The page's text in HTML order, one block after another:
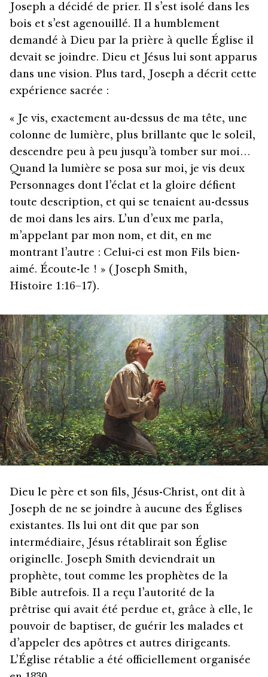
Joseph a décidé de prier. Il s’est isolé dans les
bois et s’est agenouillé. Il a humblement
demandé à Dieu par la prière à quelle Église il
devait se joindre. Dieu et Jésus lui sont apparus
dans une vision. Plus tard, Joseph a décrit cette
expérience sacrée :
« Je vis, exactement au-dessus de ma tête, une
colonne de lumière, plus brillante que le soleil,
descendre peu à peu jusqu’à tomber sur moi…
Quand la lumière se posa sur moi, je vis deux
Personnages dont l’éclat et la gloire défient
toute description, et qui se tenaient au-dessus
de moi dans les airs. L’un d’eux me parla,
m’appelant par mon nom, et dit, en me
montrant l’autre : Celui-ci est mon Fils bien-
aimé. Écoute-le ! » (Joseph Smith,
Histoire 1:16–17).
Dieu le père et son fils, Jésus-Christ, ont dit à
Joseph de ne se joindre à aucune des Églises
existantes. Ils lui ont dit que par son
intermédiaire, Jésus rétablirait son Église
originelle. Joseph Smith deviendrait un
prophète, tout comme les prophètes de la
Bible autrefois. Il a reçu l’autorité de la
prêtrise qui avait été perdue et, grâce à elle, le
pouvoir de baptiser, de guérir les malades et
d’appeler des apôtres et autres dirigeants.
L’Église rétablie a été officiellement organisée